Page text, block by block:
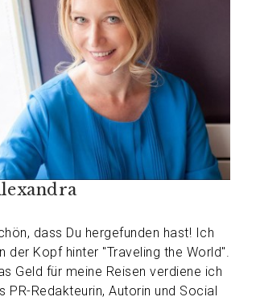
dass Du hergefunden hast! Ich
der Kopf hinter "Traveling the World".
Geld für meine Reisen verdiene ich
PR-Redakteurin, Autorin und Social